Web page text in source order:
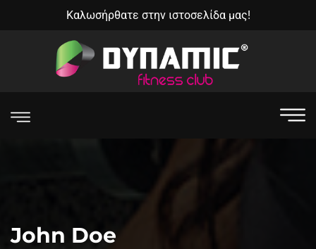
Καλωσήρθατε στην ιστοσελίδα μας!
John Doe